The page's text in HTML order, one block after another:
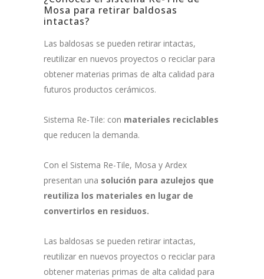
Mosa para retirar baldosas
intactas?
Las baldosas se pueden retirar intactas,
reutilizar en nuevos proyectos o reciclar para
obtener materias primas de alta calidad para
futuros productos cerámicos.
Sistema Re-Tile: con materiales reciclables
que reducen la demanda.
Con el Sistema Re-Tile, Mosa y Ardex
presentan una solución para azulejos que
reutiliza los materiales en lugar de
convertirlos en residuos.
Las baldosas se pueden retirar intactas,
reutilizar en nuevos proyectos o reciclar para
obtener materias primas de alta calidad para